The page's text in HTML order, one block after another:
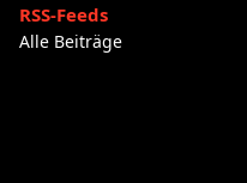
RSS-Feeds
Alle Beiträge